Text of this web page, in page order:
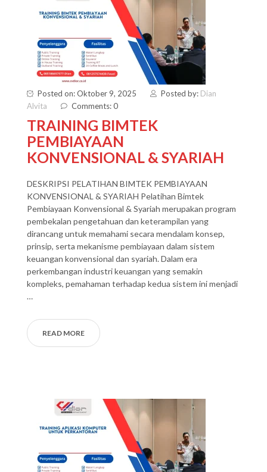
Posted on: Oktober 9, 2025 Posted by: Dian
Alvita
Comments: 0
TRAINING BIMTEK
PEMBIAYAAN
KONVENSIONAL & SYARIAH
DESKRIPSI PELATIHAN BIMTEK PEMBIAYAAN
KONVENSIONAL & SYARIAH Pelatihan Bimtek
Pembiayaan Konvensional & Syariah merupakan program
pembekalan pengetahuan dan keterampilan yang
dirancang untuk memahami secara mendalam konsep,
prinsip, serta mekanisme pembiayaan dalam sistem
keuangan konvensional dan syariah. Dalam era
perkembangan industri keuangan yang semakin
kompleks, pemahaman terhadap kedua sistem ini menjadi
…
READ MORE